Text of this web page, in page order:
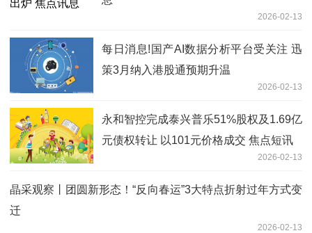
2026-02-13
每日消息!国产AI数据分析平台受关注 迅
策3月纳入港股通预期升温
2026-02-13
永和智控完成泰兴普乐51%股权及1.69亿
元债权转让 以101元价格成交 焦点短讯
2026-02-13
晶采观察丨团圆新形态！“反向春运”3大特点折射过年方式变
迁
2026-02-13